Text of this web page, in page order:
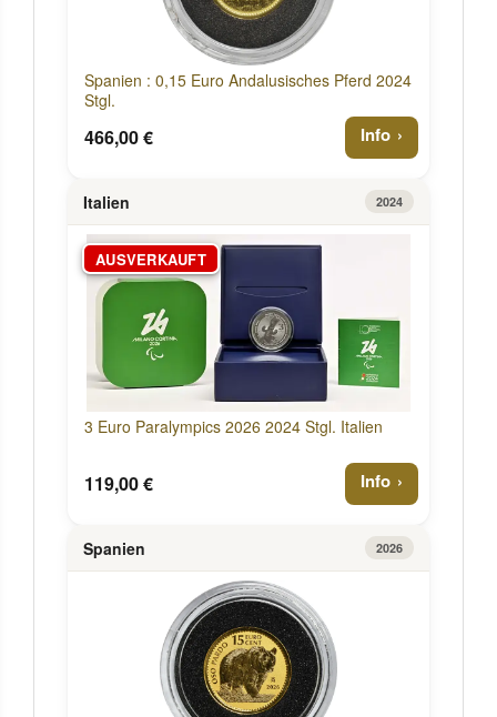
Spanien : 0,15 Euro Andalusisches Pferd 2024
Stgl.
466,00 € Info
Italien 2024
AUSVERKAUFT
3 Euro Paralympics 2026 2024 Stgl. Italien
119,00 € Info
Spanien 2026